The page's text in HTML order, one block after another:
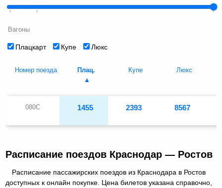
Вагоны
Плацкарт Купе Люкс
Номер поезда Плац. Купе Люкс
080С 1455 2393 8567
Расписание поездов Краснодар — Ростов
Расписание пассажирских поездов из Краснодара в Ростов
доступных к онлайн покупке. Цена билетов указана справочно,